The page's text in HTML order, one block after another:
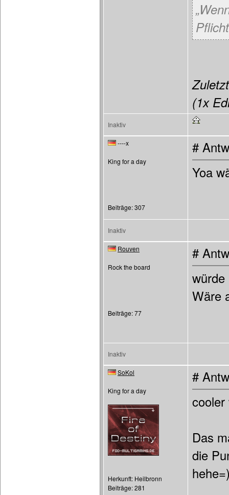
(1x
Inaktiv
----x
King for a day
Beiträge: 307
#
Yoa
Inaktiv
Rouven
Rock the board
Beiträge: 77
#
würde
Wäre
Inaktiv
SoKol
King for a day
Herkunft: Heilbronn
Beiträge: 281
#
cooler
Das
die